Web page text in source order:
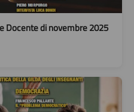
Docente di novembre 2025